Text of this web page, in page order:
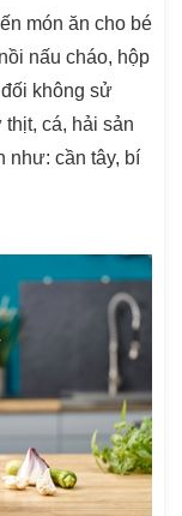
món ăn cho bé
nấu cháo, hộp
không sử
cá, hải sản
như: cần tây, bí